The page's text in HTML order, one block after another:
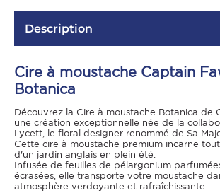
Description
Cire à moustache Captain
Botanica
Découvrez la Cire à moustache Botanica de
une création exceptionnelle née de la
Lycett, le floral designer renommé de Sa
Cette cire à moustache premium incarne
d'un jardin anglais en plein été.
Infusée de feuilles de pélargonium
écrasées, elle transporte votre moustache
atmosphère verdoyante et rafraîchissante.